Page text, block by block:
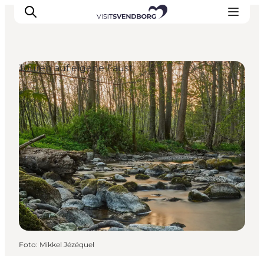
Veranstaltungen
Essen und Trinken
Shopping in Svendborg
Übernachtung
Den Urlaub planen
Touren auf eigene Faust
Foto: Mikkel Jézéquel